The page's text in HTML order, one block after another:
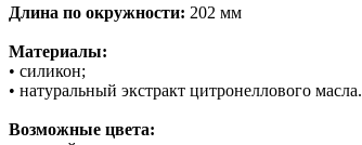
Длина по окружности: 202 мм
Материалы:
• силикон;
• натуральный экстракт цитронеллового масла.
Возможные цвета: